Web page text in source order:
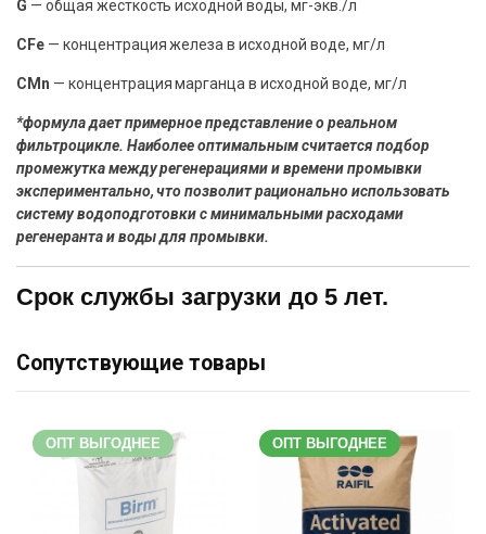
G — общая жесткость исходной воды, мг-экв./л
СFe— концентрация железа в исходной воде, мг/л
СMn — концентрация марганца в исходной воде, мг/л
*формула дает примерное представление о реальном
фильтроцикле. Наиболее оптимальным считается подбор
промежутка между регенерациями и времени промывки
экспериментально, что позволит рационально использовать
систему водоподготовки с минимальными расходами
регенеранта и воды для промывки.
Срок службы загрузки до 5 лет.
Сопутствующие товары
ОПТ ВЫГОДНЕЕ ОПТ ВЫГОДНЕЕ